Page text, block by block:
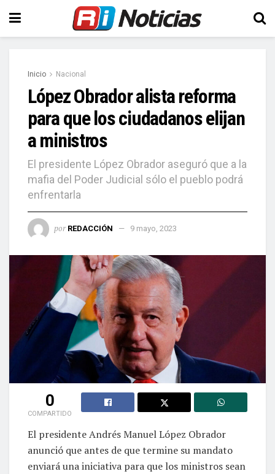
Inicio Nacional
López Obrador alista reforma
para que los ciudadanos elijan
a ministros
El presidente López Obrador aseguró que a la
mafia del Poder Judicial sólo el pueblo podrá
enfrentarla
por REDACCIÓN 9 mayo, 2023
0
COMPARTIDO
El presidente Andrés Manuel López Obrador
anunció que antes de que termine su mandato
enviará una iniciativa para que los ministros sean